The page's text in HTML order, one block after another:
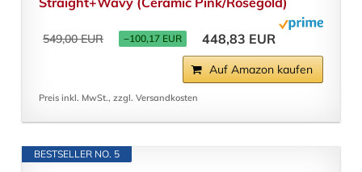
549,00 EUR −100,17 EUR 448,83 EUR
Auf Amazon kaufen
Preis inkl. MwSt., zzgl. Versandkosten
BESTSELLER NO. 5